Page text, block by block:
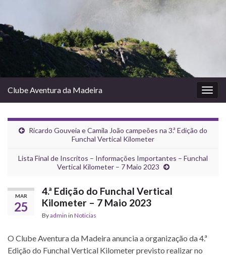
Clube Aventura da Madeira
Ricardo Gouveia e Camila João campeões na 3.ª Edição do
Funchal Vertical Kilometer
Lista Final de Inscritos – Informações Importantes – Funchal
Vertical Kilometer – 7 Maio 2023
MAR
25
4.ª Edição do Funchal Vertical
Kilometer – 7 Maio 2023
Byadmin in Noticias
O Clube Aventura da Madeira anuncia a organização da 4.ª
Edição do Funchal Vertical Kilometer previsto realizar no